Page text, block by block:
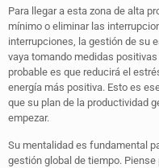
Para llegar a esta zona de alta
mínimo o eliminar las
interrupciones, la gestión de su
vaya tomando medidas
probable es que reducirá el
energía más positiva. Esto es
que su plan de la productividad
empezar.
Su mentalidad es fundamental
gestión global de tiempo.